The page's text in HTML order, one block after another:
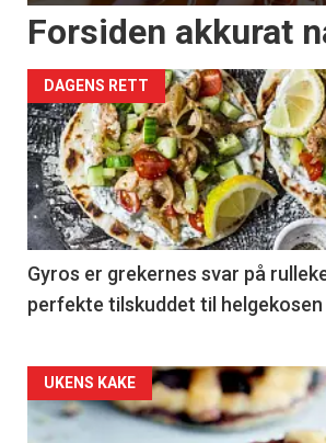
Forsiden akkurat
DAGENS RETT
Gyros er grekernes svar på
perfekte tilskuddet til helgekosen
Forsiden
akkurat
UKENS KAKE